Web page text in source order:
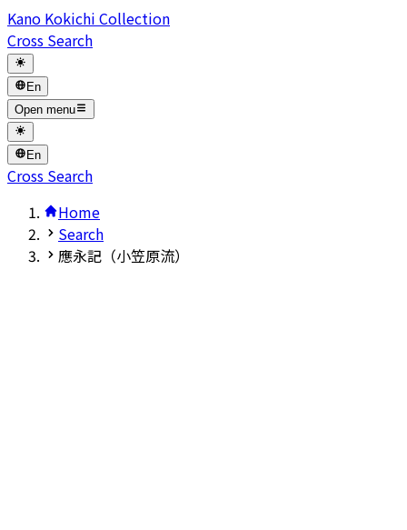
Kano Kokichi Collection
Cross Search
En
Open menu
En
Cross Search
Home
Search
應永記（小笠原流）